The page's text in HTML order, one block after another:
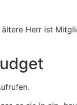
ältere Herr ist